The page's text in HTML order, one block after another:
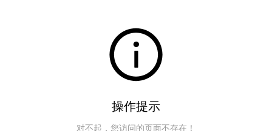
操作提示
对不起，您访问的页面不存在！